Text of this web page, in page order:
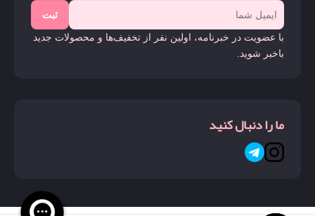
ثبت
با عضویت در خبرنامه، اولین نفر از تخفیف‌ها و محصولات جدید
باخبر شوید.
ما را دنبال کنید